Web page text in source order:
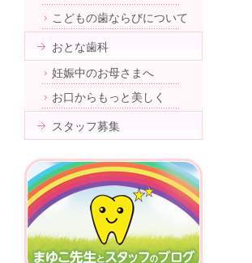
こどもの歯ならびについて
おとな歯科
妊娠中のお母さまへ
お口からもっと美しく
スタッフ募集